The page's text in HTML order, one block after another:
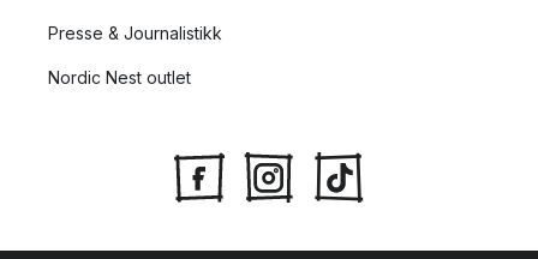
Presse & Journalistikk
Nordic Nest outlet